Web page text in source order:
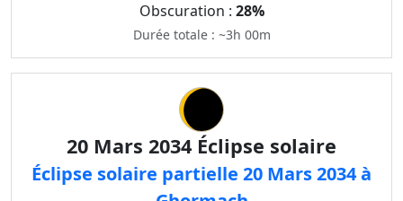
Obscuration : 28%
Durée totale : ~3h 00m
20 Mars 2034 Éclipse solaire
Éclipse solaire partielle 20 Mars 2034 à